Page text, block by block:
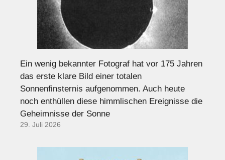
Ein wenig bekannter Fotograf hat vor 175 Jahren
das erste klare Bild einer totalen
Sonnenfinsternis aufgenommen. Auch heute
noch enthüllen diese himmlischen Ereignisse die
Geheimnisse der Sonne
29. Juli 2026